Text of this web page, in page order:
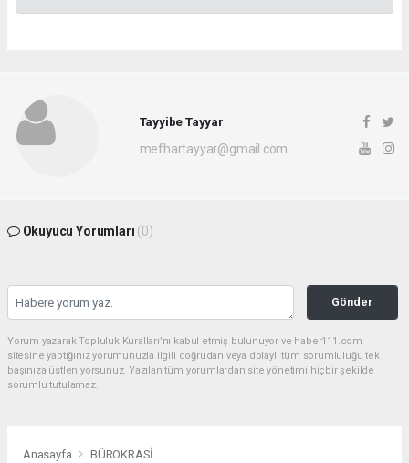
Tayyibe Tayyar
mefhartayyar@gmail.com
Okuyucu Yorumları (0)
Gönder
Yorum yazarak Topluluk Kuralları’nı kabul etmiş bulunuyor ve haber111.com
sitesine yaptığınız yorumunuzla ilgili doğrudan veya dolaylı tüm sorumluluğu tek
başınıza üstleniyorsunuz. Yazılan tüm yorumlardan site yönetimi hiçbir şekilde
sorumlu tutulamaz.
Anasayfa BÜROKRASİ